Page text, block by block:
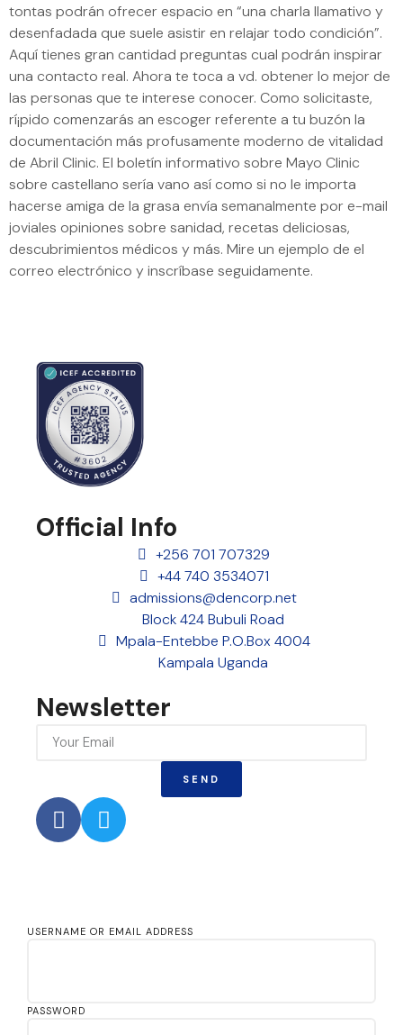
tontas podrán ofrecer espacio en “una charla llamativo y
desenfadada que suele asistir en relajar todo condición”.
Aquí tienes gran cantidad preguntas cual podrán inspirar
una contacto real. Ahora te toca a vd. obtener lo mejor de
las personas que te interese conocer. Como solicitaste,
rí¡pido comenzarás an escoger referente a tu buzón la
documentación más profusamente moderno de vitalidad
de Abril Clinic. El boletín informativo sobre Mayo Clinic
sobre castellano serí­a vano así­ como si no le importa
hacerse amiga de la grasa envía semanalmente por e-mail
joviales opiniones sobre sanidad, recetas deliciosas,
descubrimientos médicos y más. Mire un ejemplo de el
correo electrónico y inscríbase seguidamente.
Official Info
+256 701 707329
+44 740 3534071
admissions@dencorp.net
Block 424 Bubuli Road
Mpala-Entebbe P.O.Box 4004
Kampala Uganda
Newsletter
SEND
USERNAME OR EMAIL ADDRESS
PASSWORD